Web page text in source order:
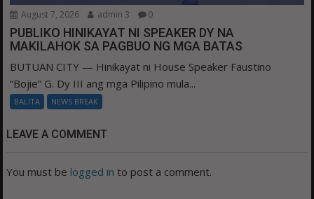
August 7, 2026 admin 3 0
PUBLIKO HINIKAYAT NI SPEAKER DY NA
MAKILAHOK SA PAGBUO NG MGA BATAS
BUTUAN CITY — Hinikayat ni House Speaker Faustino
“Bojie” G. Dy III ang mga Pilipino mula...
BALITA NEWS BREAK
LEAVE A COMMENT
You must be logged in to post a comment.